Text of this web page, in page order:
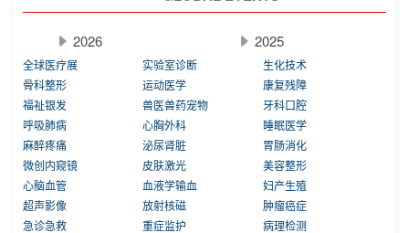
2026 2025
全球医疗展 实验室诊断
生化技术
骨科整形
运动医学
康复残障
福祉银发
兽医兽药宠物
牙科口腔
呼吸肺病
心胸外科
睡眠医学
麻醉疼痛
泌尿肾脏
胃肠消化
微创内窥镜
皮肤激光
美容整形
心脑血管
血液学输血
妇产生殖
超声影像
放射核磁
肿瘤癌症
急诊急救
重症监护
病理检测